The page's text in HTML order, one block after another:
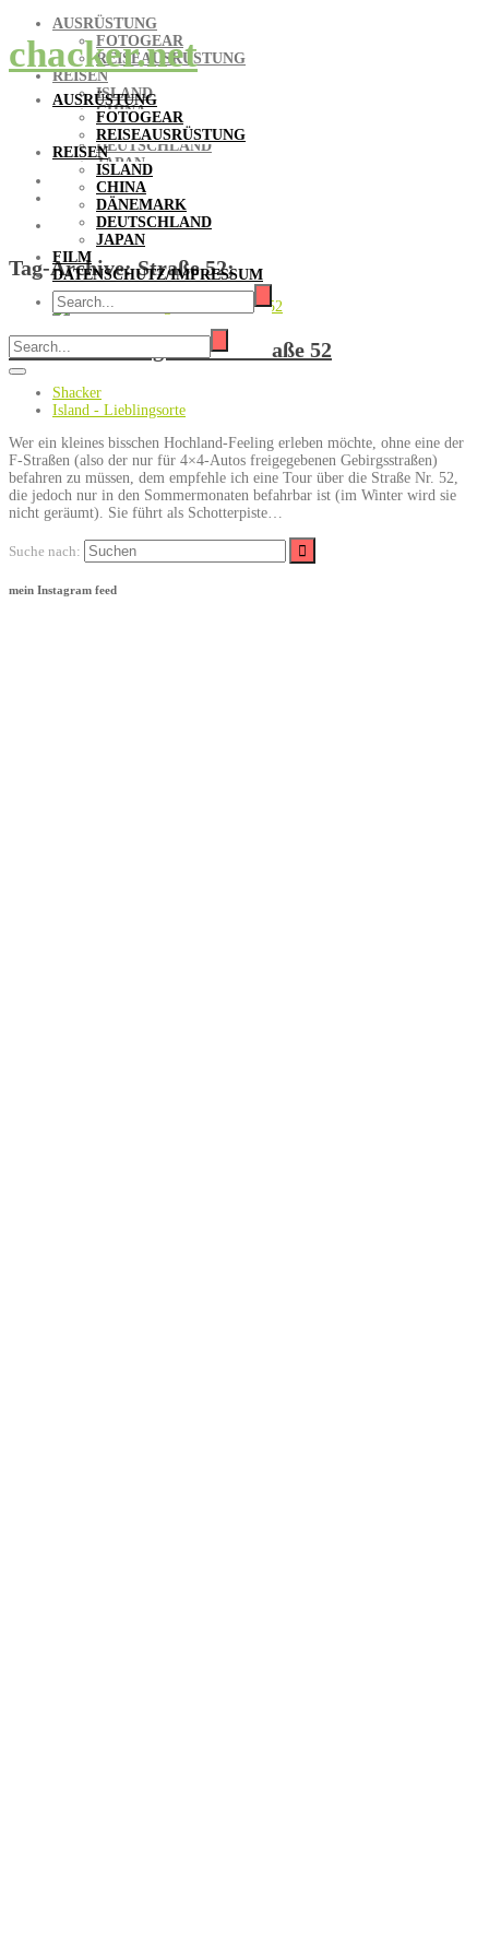
chacker.net
AUSRÜSTUNG
FOTOGEAR
REISEAUSRÜSTUNG
REISEN
ISLAND
CHINA
DÄNEMARK
DEUTSCHLAND
JAPAN
FILM
DATENSCHUTZ/IMPRESSUM
AUSRÜSTUNG
FOTOGEAR
REISEAUSRÜSTUNG
REISEN
ISLAND
CHINA
DÄNEMARK
DEUTSCHLAND
JAPAN
FILM
DATENSCHUTZ/IMPRESSUM
Tag-Archive:Straße 52;
Hochlandfeeling auf der Straße 52
Shacker
Island - Lieblingsorte
Wer ein kleines bisschen Hochland-Feeling erleben möchte, ohne eine der
F-Straßen (also der nur für 4×4-Autos freigegebenen Gebirgsstraßen)
befahren zu müssen, dem empfehle ich eine Tour über die Straße Nr. 52,
die jedoch nur in den Sommermonaten befahrbar ist (im Winter wird sie
nicht geräumt). Sie führt als Schotterpiste…
Suche nach:
mein Instagram feed